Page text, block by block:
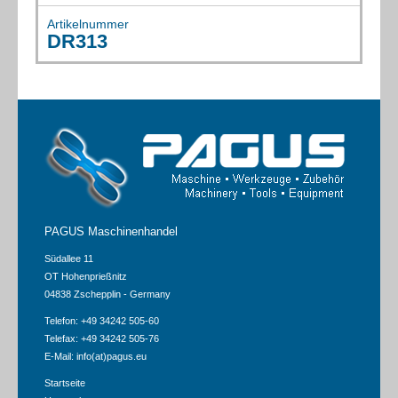
(1) LuZ
(1) Gewindebearbeitungsmaschinen
(1) Läppmaschinen/Honmaschinen
(9) Pressen und Stanzautomaten
(11) Schleifmaschinen
(6) Schweissmaschinen etc.
(2) Stahlbearbeitung/Bohren/Brennen/ Ausklinken
(1) Stanzmaschinen
(8) Sägen
Artikelnummer
DR313
PAGUS Maschinenhandel
Südallee 11
OT Hohenprießnitz
04838 Zschepplin - Germany
Telefon: +49 34242 505-60
Telefax: +49 34242 505-76
E-Mail: info(at)pagus.eu
Startseite